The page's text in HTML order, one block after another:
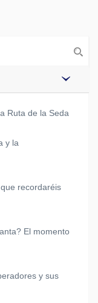
Ruta de la Seda
y la
recordaréis
El momento
y sus